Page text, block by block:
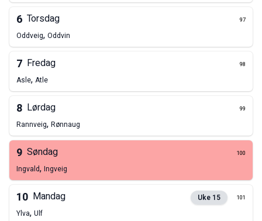
6 Torsdag 97
Oddveig, Oddvin
7 Fredag 98
Asle, Atle
8 Lørdag 99
Rannveig, Rønnaug
9 Søndag 100
Ingvald, Ingveig
10 Mandag Uke 15 101
Ylva, Ulf